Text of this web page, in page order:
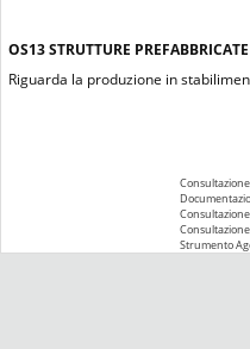
OS13STRUTTURE
Riguarda la produzione in
Strumento